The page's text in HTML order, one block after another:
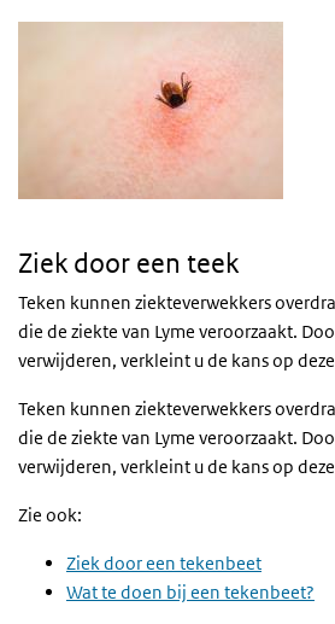
Ziek door een teek
Teken kunnen ziekteverwekkers
die de ziekte van Lyme veroorzaakt.
verwijderen, verkleint u de kans op
Teken kunnen ziekteverwekkers
die de ziekte van Lyme veroorzaakt.
verwijderen, verkleint u de kans op
Zie ook:
Ziek door een tekenbeet
Wat te doen bij een tekenbeet?